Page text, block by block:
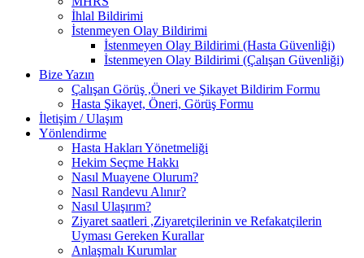
İhlal Bildirimi
İstenmeyen Olay Bildirimi
İstenmeyen Olay Bildirimi (Hasta Güvenliği)
İstenmeyen Olay Bildirimi (Çalışan Güvenliği)
Bize Yazın
Çalışan Görüş ,Öneri ve Şikayet Bildirim Formu
Hasta Şikayet, Öneri, Görüş Formu
İletişim / Ulaşım
Yönlendirme
Hasta Hakları Yönetmeliği
Hekim Seçme Hakkı
Nasıl Muayene Olurum?
Nasıl Randevu Alınır?
Nasıl Ulaşırım?
Ziyaret saatleri ,Ziyaretçilerinin ve Refakatçilerin
Uyması Gereken Kurallar
Anlaşmalı Kurumlar